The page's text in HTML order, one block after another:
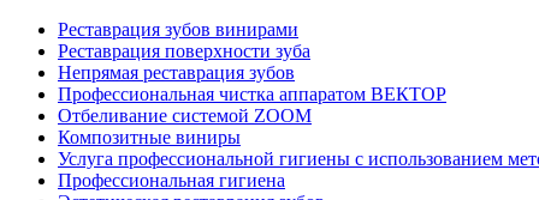
Реставрация зубов винирами
Реставрация поверхности зуба
Непрямая реставрация зубов
Профессиональная чистка аппаратом ВЕКТОР
Отбеливание системой ZOOM
Композитные виниры
Услуга профессиональной гигиены с использованием
Профессиональная гигиена